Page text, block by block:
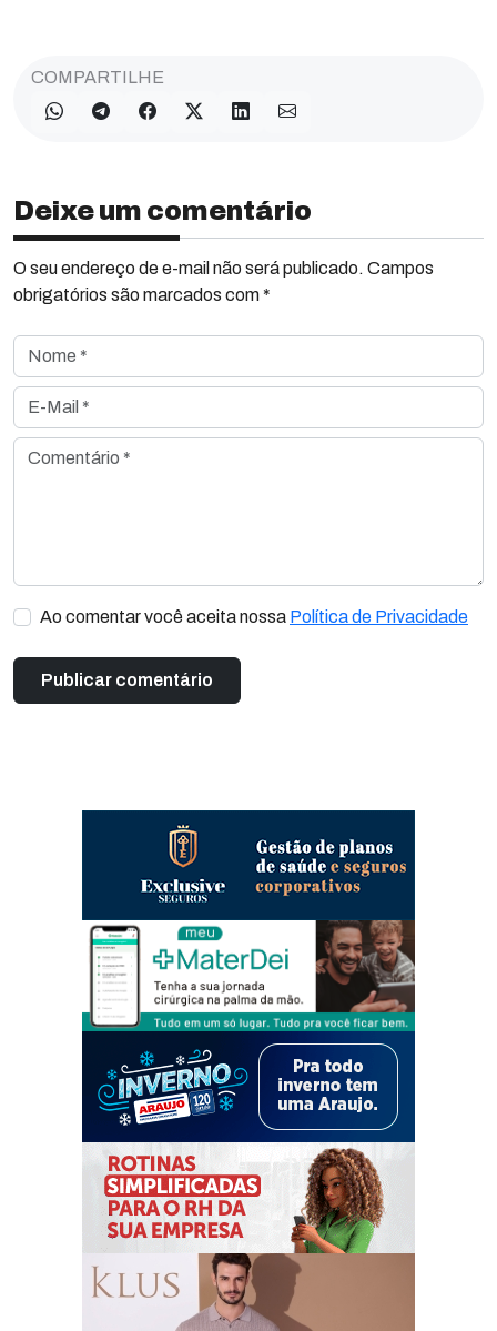
COMPARTILHE
Deixe um comentário
O seu endereço de e-mail não será publicado. Campos
obrigatórios são marcados com *
Nome *
E-Mail *
Comentário *
Ao comentar você aceita nossa Política de Privacidade